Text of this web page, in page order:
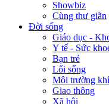
Showbiz
Cùng thư giãn
Đời sống
Giáo dục -
Y tế - Sức
Bạn trẻ
Lối sống
Môi trường
Giao thông
Xã hội